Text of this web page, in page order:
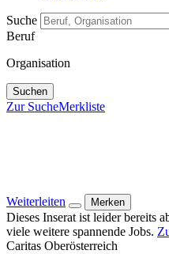
Suche
Beruf
Organisation
Suchen
Zur SucheMerkliste
Weiterleiten Merken
Dieses Inserat ist leider bereits
viele weitere spannende Jobs.
Caritas Oberösterreich